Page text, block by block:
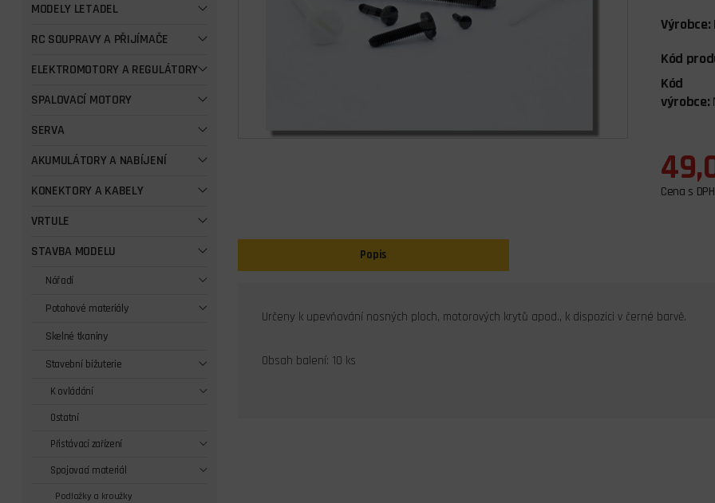
MODELY LETADEL
RC SOUPRAVY A PŘIJÍMAČE
ELEKTROMOTORY A REGULÁTORY
SPALOVACÍ MOTORY
SERVA
AKUMULÁTORY A NABÍJENÍ
KONEKTORY A KABELY
VRTULE
STAVBA MODELU
Nářadí
Potahové materiály
Skelné tkaniny
Stavební bižuterie
K ovládání
Ostatní
Přistávací zařízení
Spojovací materiál
Podložky a kroužky
Výrobce:
Kód
Kód
výrobce:
Cena s DPH
Popis
Určeny k upevňování nosných ploch, motorových krytů apod., k dispozici v černé barvě.
Obsah balení: 10 ks